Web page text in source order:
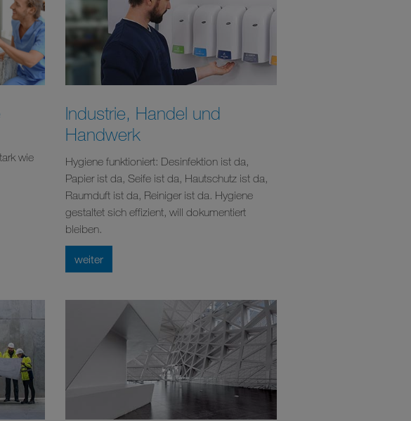
wie
Industrie, Handel und
Handwerk
Hygiene funktioniert: Desinfektion ist da,
Papier ist da, Seife ist da, Hautschutz ist da,
Raumduft ist da, Reiniger ist da. Hygiene
gestaltet sich effizient, will dokumentiert
bleiben.
weiter